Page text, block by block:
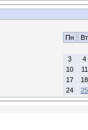
Пн Вт
3
4
10
11
17
18
24
25